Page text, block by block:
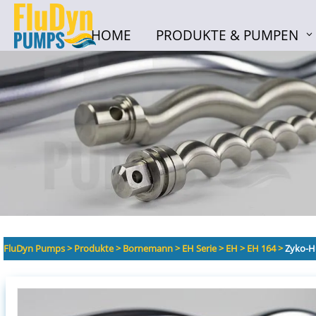
HOME PRODUKTE & PUMPEN
HOME PRODUKTE & PUMPEN
FluDyn Pumps>Produkte>Bornemann>EH Serie>EH >EH 164>Zyko-